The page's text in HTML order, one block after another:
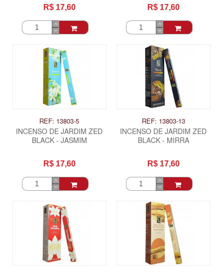
R$ 17,60 R$ 17,60
REF: 13803-5
INCENSO DE JARDIM ZED
BLACK - JASMIM
R$ 17,60
REF: 13803-13
INCENSO DE JARDIM ZED
BLACK - MIRRA
R$ 17,60